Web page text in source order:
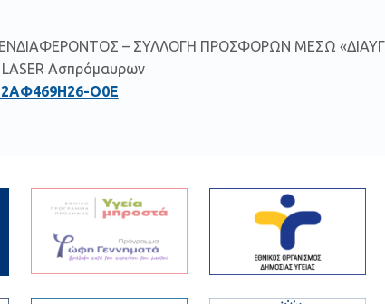
– ΣΥΛΛΟΓΗ ΠΡΟΣΦΟΡΩΝ ΜΕΣΩ
Ασπρόμαυρων
Ο0Ε